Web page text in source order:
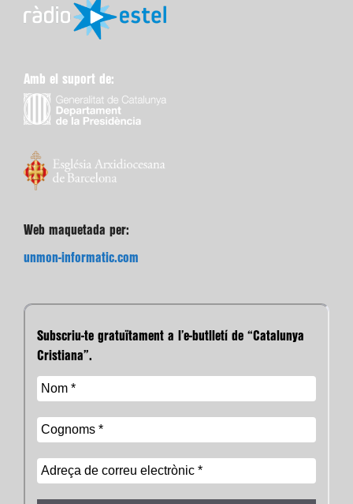
Amb el suport de:
Web maquetada per:
unmon-informatic.com
Subscriu-te gratuïtament a l’e-butlletí de “Catalunya
Cristiana”.